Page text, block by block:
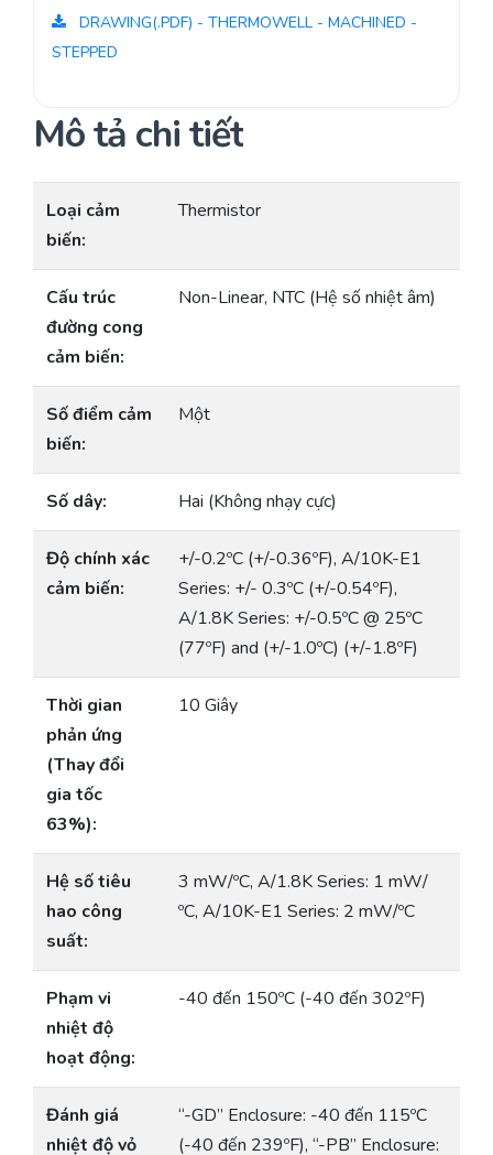
DRAWING(.PDF) - THERMOWELL - MACHINED -
STEPPED
Mô tả chi tiết
Loại cảm
biến:
Thermistor
Cấu trúc
đường cong
cảm biến:
Non-Linear, NTC (Hệ số nhiệt âm)
Số điểm cảm
biến:
Một
Số dây: Hai (Không nhạy cực)
Độ chính xác
cảm biến:
+/-0.2ºC (+/-0.36ºF), A/10K-E1
Series: +/- 0.3ºC (+/-0.54ºF),
A/1.8K Series: +/-0.5ºC @ 25ºC
(77ºF) and (+/-1.0ºC) (+/-1.8ºF)
Thời gian
phản ứng
(Thay đổi
gia tốc
63%):
10 Giây
Hệ số tiêu
hao công
suất:
3 mW/ºC, A/1.8K Series: 1 mW/
ºC, A/10K-E1 Series: 2 mW/ºC
Phạm vi
nhiệt độ
hoạt động:
-40 đến 150ºC (-40 đến 302ºF)
Đánh giá
nhiệt độ vỏ
“-GD” Enclosure: -40 đến 115ºC
(-40 đến 239ºF), “-PB” Enclosure: